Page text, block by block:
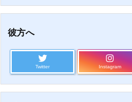
彼方へ
Twitter Instagram